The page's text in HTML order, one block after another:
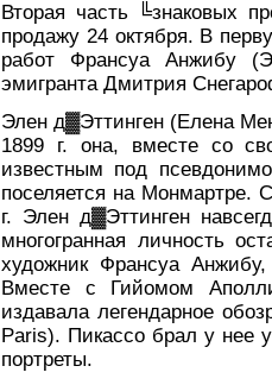
Вторая часть ╚знаковых
продажу 24 октября. В
работ Франсуа Анжибу
эмигранта Дмитрия
Элен д▓Эттинген (Елена
1899 г. она, вместе со
известным под
поселяется на Монмартре.
г. Элен д▓Эттинген
многогранная личность
художник Франсуа
Вместе с Гийомом
издавала легендарное
Paris). Пикассо брал у нее
портреты.